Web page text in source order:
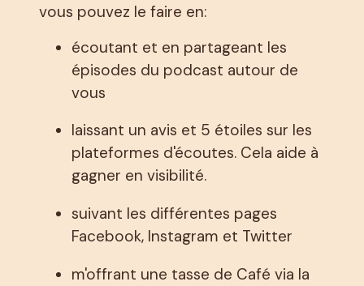
vous pouvez le faire en:
écoutant et en partageant les
épisodes du podcast autour de
vous
laissant un avis et 5 étoiles sur les
plateformes d'écoutes. Cela aide à
gagner en visibilité.
suivant les différentes pages
Facebook, Instagram et Twitter
m'offrant une tasse de Café via la